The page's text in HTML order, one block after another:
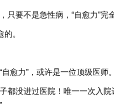
要不是急性病，“自愈力”完
。
愈力”，或许是一位顶级医师。
都没进过医院！唯一一次入院